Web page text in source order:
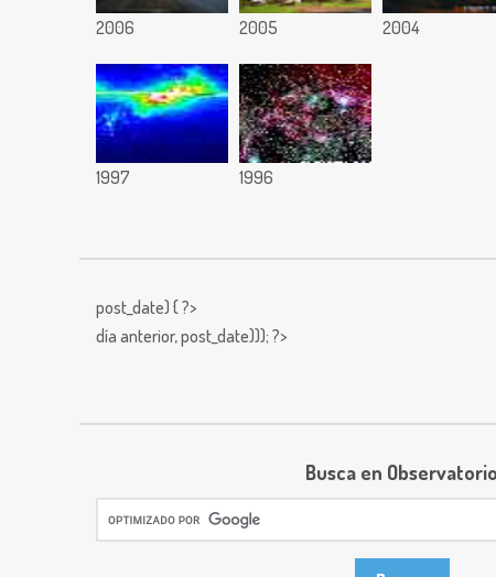
2006 2005 2004
1997 1996
post_date) { ?>
día anterior,post_date))); ?>
Busca en Observatorio